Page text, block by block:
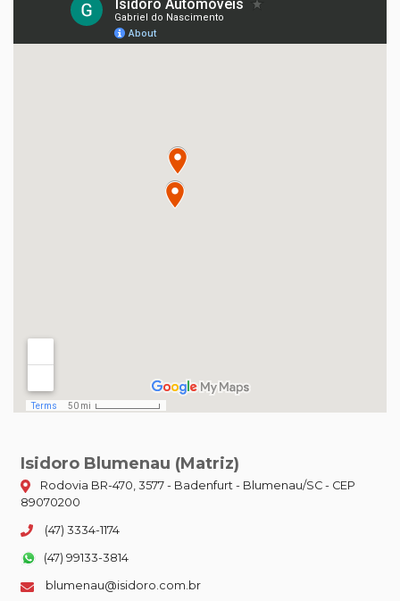
Isidoro Blumenau (Matriz)
Rodovia BR-470, 3577 - Badenfurt - Blumenau/SC - CEP
89070200
(47) 3334-1174
(47) 99133-3814
blumenau@isidoro.com.br